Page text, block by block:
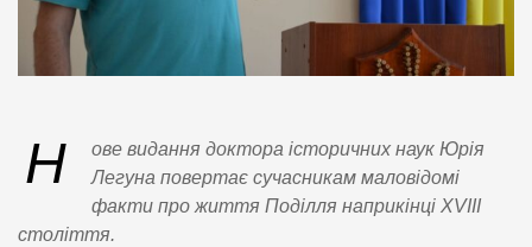
Н
ове видання доктора історичних наук Юрія
Легуна повертає сучасникам маловідомі
факти про життя Поділля наприкінці XVIII
століття.